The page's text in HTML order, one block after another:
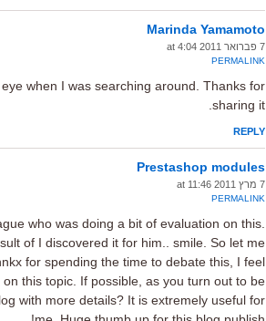
Marinda Yamamoto
7 פברואר 2011 at 4:04
PERMALINK
when I was searching around. Thanks for
sharing it.
REPLY
Prestashop modules
7 מרץ 2011 at 11:46
PERMALINK
who was doing a bit of evaluation on this.
of I discovered it for him.. smile. So let me
for spending the time to debate this, I feel
this topic. If possible, as you turn out to be
with more details? It is extremely useful for